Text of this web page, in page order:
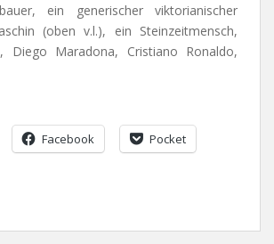
ein generischer viktorianischer
(oben v.l.), ein Steinzeitmensch,
Diego Maradona, Cristiano Ronaldo,
Facebook Pocket